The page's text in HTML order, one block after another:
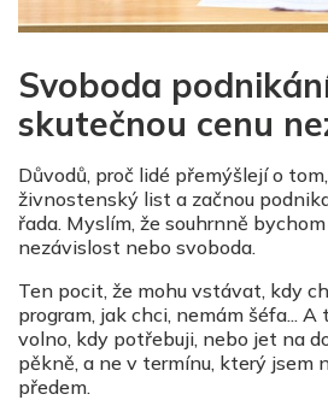
Svoboda
skutečnou cenu
Důvodů, proč lidé přemýšlejí o
živnostenský list a začnou
řada. Myslím, že souhrnně
nezávislost nebo svoboda.
Ten pocit, že mohu vstávat, kdy
program, jak chci, nemám šéfa...
volno, kdy potřebuji, nebo jet na
pěkně, a ne v termínu, který jsem
předem.